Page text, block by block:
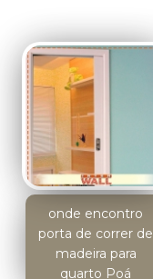
onde encontro
porta de correr de
madeira para
quarto Poá